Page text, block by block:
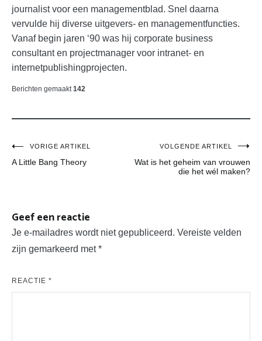
journalist voor een managementblad. Snel daarna
vervulde hij diverse uitgevers- en managementfuncties.
Vanaf begin jaren ‘90 was hij corporate business
consultant en projectmanager voor intranet- en
internetpublishingprojecten.
Berichten gemaakt 142
Bericht
navigatie
VORIGE ARTIKEL
A Little Bang Theory
VOLGENDE ARTIKEL
Wat is het geheim van vrouwen
die het wél maken?
Geef een reactie
Je e-mailadres wordt niet gepubliceerd. Vereiste velden
zijn gemarkeerd met*
REACTIE *